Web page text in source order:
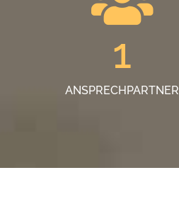
1
ANSPRECHPARTNER